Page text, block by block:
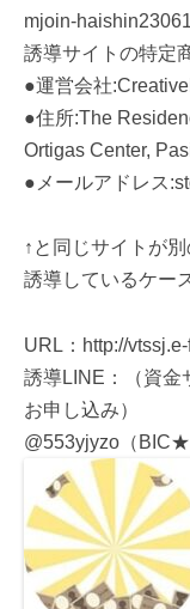
mjoin-
誘導サイトの特定
●運営会社
●住所:The
Ortigas Center,
●メールアドレス
↑と同じサイトが
誘導しているケー
URL：http://
誘導LINE：（資金
お申し込み）
@553yjyzo（